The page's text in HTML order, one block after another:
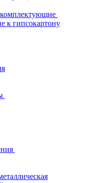
к гипсокартону